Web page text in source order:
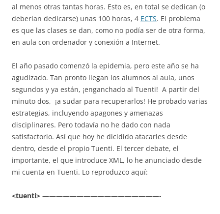
al menos otras tantas horas. Esto es, en total se dedican (o
deberían dedicarse) unas 100 horas, 4 ECTS. El problema
es que las clases se dan, como no podía ser de otra forma,
en aula con ordenador y conexión a Internet.
El año pasado comenzó la epidemia, pero este año se ha
agudizado. Tan pronto llegan los alumnos al aula, unos
segundos y ya están, ¡enganchado al Tuenti! A partir del
minuto dos, ¡a sudar para recuperarlos! He probado varias
estrategias, incluyendo apagones y amenazas
disciplinares. Pero todavía no he dado con nada
satisfactorio. Así que hoy he dicidido atacarles desde
dentro, desde el propio Tuenti. El tercer debate, el
importante, el que introduce XML, lo he anunciado desde
mi cuenta en Tuenti. Lo reproduzco aquí:
<tuenti> —————————————————-